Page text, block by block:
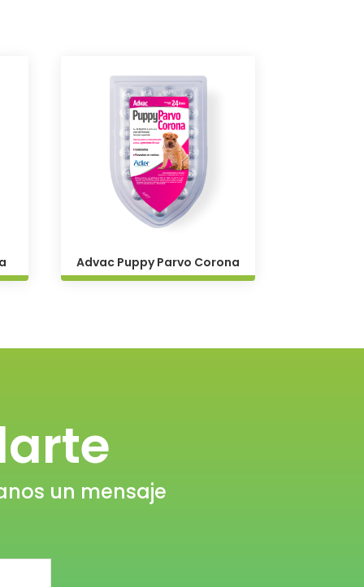
Advac Puppy Parvo Corona
un mensaje